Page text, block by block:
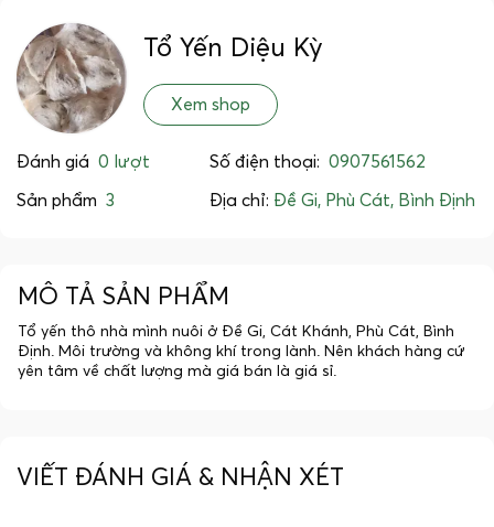
Tổ Yến Diệu Kỳ
Xem shop
Đánh giá 0 lượt Số điện thoại: 0907561562
Sản phẩm 3 Địa chỉ: Đề Gi, Phù Cát, Bình Định
MÔ TẢ SẢN PHẨM
Tổ yến thô nhà mình nuôi ở Đề Gi, Cát Khánh, Phù Cát, Bình
Định. Môi trường và không khí trong lành. Nên khách hàng cứ
yên tâm về chất lượng mà giá bán là giá sỉ.
VIẾT ĐÁNH GIÁ & NHẬN XÉT